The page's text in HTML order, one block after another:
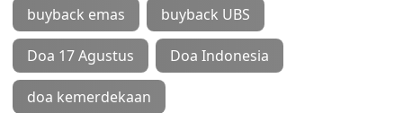
buyback emas buyback UBS
Doa 17 Agustus Doa Indonesia
doa kemerdekaan